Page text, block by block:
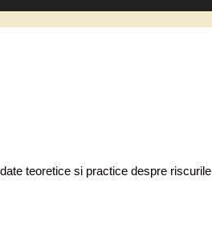
teoretice si practice despre